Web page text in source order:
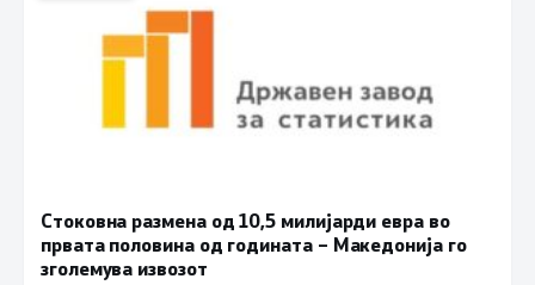
Стоковна размена од 10,5 милијарди евра во
првата половина од годината – Македонија го
зголемува извозот